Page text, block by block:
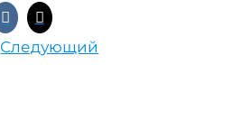
Следующий